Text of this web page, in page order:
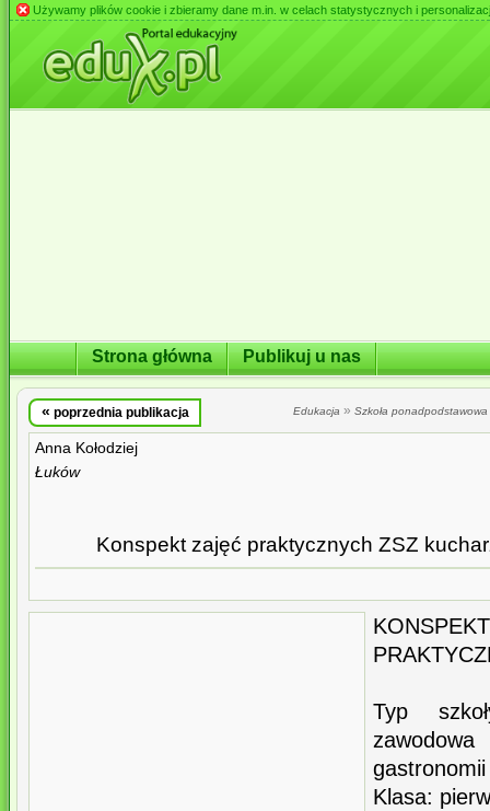
Używamy plików cookie i zbieramy dane m.in. w celach statystycznych i
Strona główna Publikuj u nas
« poprzednia publikacja Edukacja » Szkoła ponadpodstawowa
Anna Kołodziej
Łuków
Konspekt zajęć praktycznych ZSZ
Typ
gastronomii
Klasa: